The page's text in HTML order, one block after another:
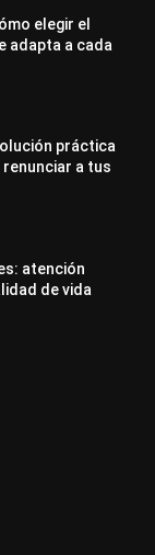
elegir el
adapta a cada
práctica
a tus
atención
de vida